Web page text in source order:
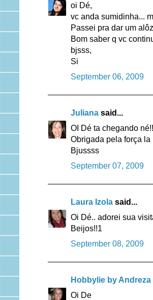
oi Dé,
vc anda sumidinha...
Passei pra dar um
Bom saber q vc
bjsss,
Si
September 06, 2009
Julianasaid...
OI Dé ta chegando
Obrigada pela força la
Bjussss
September 07, 2009
Laura Izolasaid...
Oi Dé.. adorei sua
Beijos!!1
September 08, 2009
Hobbylie by Andreza
Oi De